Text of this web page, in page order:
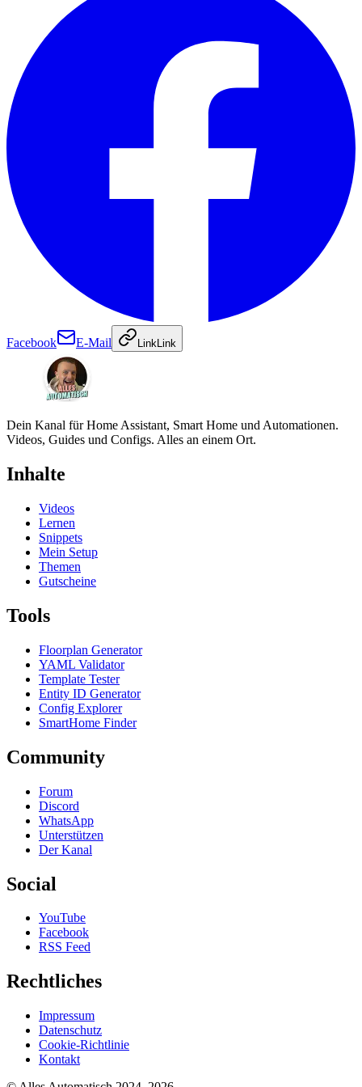
Facebook E-Mail LinkLink
Dein Kanal für Home Assistant, Smart Home und Automationen.
Videos, Guides und Configs. Alles an einem Ort.
Inhalte
Videos
Lernen
Snippets
Mein Setup
Themen
Gutscheine
Tools
Floorplan Generator
YAML Validator
Template Tester
Entity ID Generator
Config Explorer
SmartHome Finder
Community
Forum
Discord
WhatsApp
Unterstützen
Der Kanal
Social
YouTube
Facebook
RSS Feed
Rechtliches
Impressum
Datenschutz
Cookie-Richtlinie
Kontakt